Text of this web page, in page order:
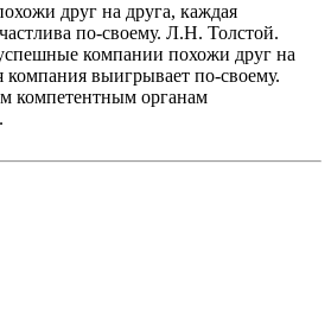
друг на друга, каждая
по-своему. Л.Н. Толстой.
компании похожи друг на
компания выигрывает по-своему.
компетентным органам